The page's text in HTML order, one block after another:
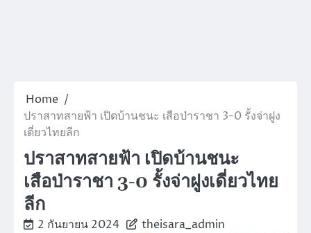
Home
ปราสาทสายฟ้า เปิดบ้านชนะ เสือป่าราชา 3-0 รั้งจ่าฝูง
เดี่ยวไทยลีก
ปราสาทสายฟ้า เปิดบ้านชนะ
เสือป่าราชา 3-0 รั้งจ่าฝูงเดี่ยวไทย
ลีก
2 กันยายน 2024 theisara_admin